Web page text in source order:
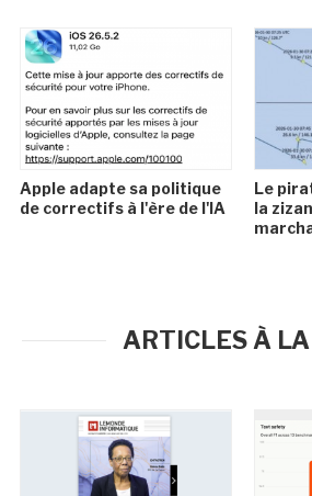
Apple adapte sa politique
de correctifs à l'ère de l'IA
Le
la
ARTICLES À